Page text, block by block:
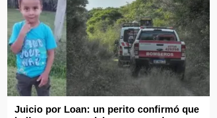
Juicio por Loan: un perito confirmó que